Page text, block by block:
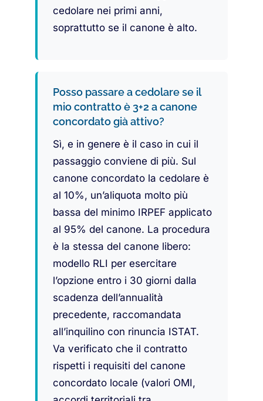
cedolare nei primi anni,
soprattutto se il canone è alto.
Posso passare a cedolare se il
mio contratto è 3+2 a canone
concordato già attivo?
Sì, e in genere è il caso in cui il
passaggio conviene di più. Sul
canone concordato la cedolare è
al 10%, un’aliquota molto più
bassa del minimo IRPEF applicato
al 95% del canone. La procedura
è la stessa del canone libero:
modello RLI per esercitare
l’opzione entro i 30 giorni dalla
scadenza dell’annualità
precedente, raccomandata
all’inquilino con rinuncia ISTAT.
Va verificato che il contratto
rispetti i requisiti del canone
concordato locale (valori OMI,